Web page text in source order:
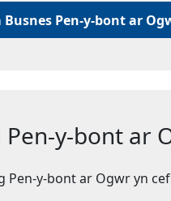
Busnes Pen-y-bont ar
Pen-y-bont ar
Pen-y-bont ar Ogwr yn